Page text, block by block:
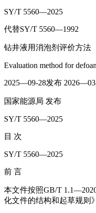
SY/T 5560—2025
代替SY/T 5560—1992
钻井液用消泡剂评价方法
Evaluation method for
2025—09-28发布
国家能源局 发布
SY/T 5560—2025
目 次
SY/T 5560—2025
前 言
本文件按照GB/T
化文件的结构和起草规则